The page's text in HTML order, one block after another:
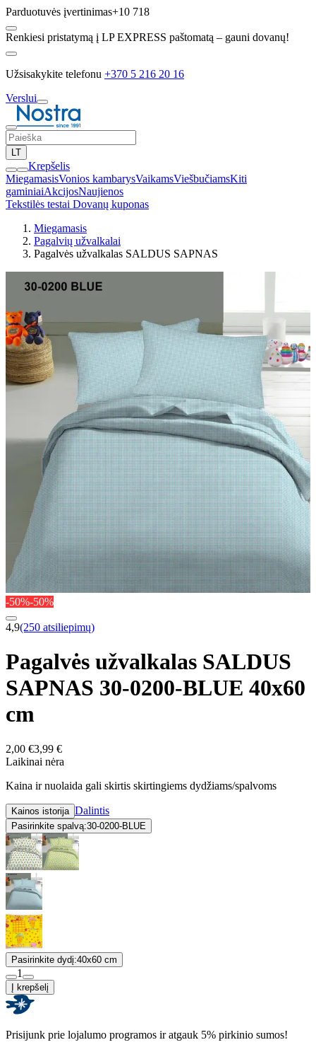
Parduotuvės įvertinimas+10 718
Renkiesi pristatymą į LP EXPRESS paštomatą – gauni dovanų!
Užsisakykite telefonu +370 5 216 20 16
Verslui
LT
Krepšelis
MiegamasisVonios kambarysVaikamsViešbučiamsKiti
gaminiaiAkcijosNaujienos
Tekstilės testai Dovanų kuponas
Miegamasis
Pagalvių užvalkalai
Pagalvės užvalkalas SALDUS SAPNAS
-50%-50%
4,9(250 atsiliepimų)
Pagalvės užvalkalas SALDUS
SAPNAS 30-0200-BLUE 40x60
cm
2,00 €3,99 €
Laikinai nėra
Kaina ir nuolaida gali skirtis skirtingiems dydžiams/spalvoms
Kainos istorija Dalintis
Pasirinkite spalvą:30-0200-BLUE
Pasirinkite dydį:40x60 cm
1
Į krepšelį
Prisijunk prie lojalumo programos ir atgauk 5% pirkinio sumos!